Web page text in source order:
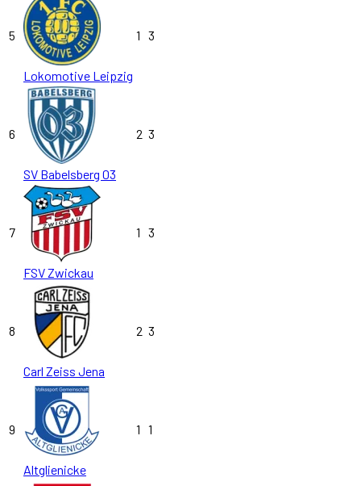
5
Lokomotive Leipzig
1 3
6
SV Babelsberg 03
2 3
7
FSV Zwickau
1 3
8
Carl Zeiss Jena
2 3
9
Altglienicke
1 1